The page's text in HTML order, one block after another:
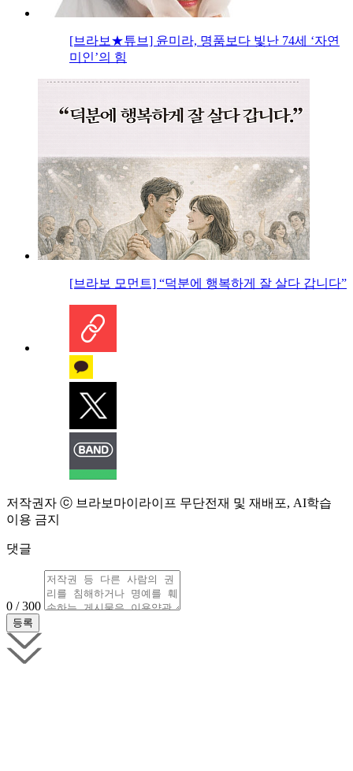
[브라보★튜브] 윤미라, 명품보다 빛난 74세 ‘자연
미인’의 힘
[브라보 모먼트] “덕분에 행복하게 잘 살다 갑니다”
저작권자 ⓒ 브라보마이라이프 무단전재 및 재배포, AI학습
이용 금지
댓글
0 / 300